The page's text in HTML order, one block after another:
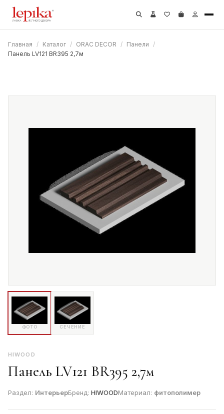
Главная / Каталог / ORAC DECOR / Панели /
Панель LV121 BR395 2,7м
ФОТО СЕЧЕНИЕ
HIWOOD
Панель LV121 BR395 2,7м
Раздел: ИнтерьерБренд: HIWOODМатериал: фитополимер